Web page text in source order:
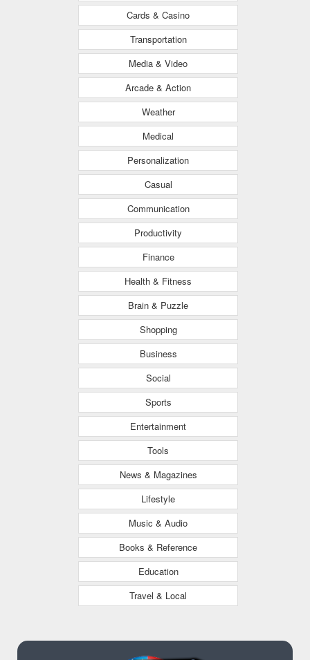
Cards & Casino
Transportation
Media & Video
Arcade & Action
Weather
Medical
Personalization
Casual
Communication
Productivity
Finance
Health & Fitness
Brain & Puzzle
Shopping
Business
Social
Sports
Entertainment
Tools
News & Magazines
Lifestyle
Music & Audio
Books & Reference
Education
Travel & Local